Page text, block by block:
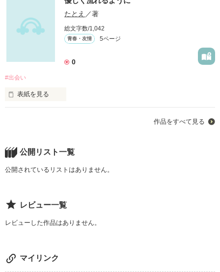
ジャンルを問わず、その時頭の中に浮かんできた思いを詩にし
共感しながら読んで頂ければ良いなと思います:)
たとえ ／著
総文字数/1,042
青春・友情 5ページ
0
#出会い
表紙を見る
・・・・・・・・・
高校2年の秋
たくさんのありがとうと共にここに残します
作品をすべて見る
公開リスト一覧
公開されているリストはありません。
レビュー一覧
レビューした作品はありません。
マイリンク